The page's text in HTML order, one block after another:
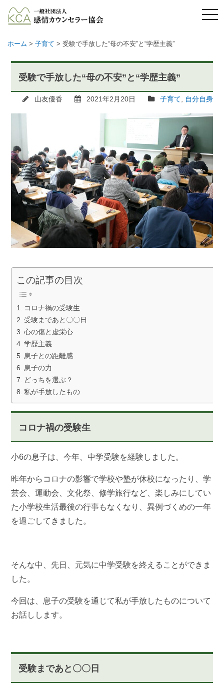
メ
ニ
ホーム > 子育て > 受験で手放した“母の不安”と“学歴主義”
受験で手放した“母の不安”と“学歴主義”
山友優香 2021年2月20日 子育て 自分自身
この記事の目次
コロナ禍の受験生
受験まであと〇〇日
心の傷と虚栄心
学歴主義
息子との距離感
息子の力
どっちを選ぶ？
私が手放したもの
コロナ禍の受験生
小6の息子は、今年、中学受験を経験しました。
昨年からコロナの影響で学校や塾が休校になったり、学
芸会、運動会、文化祭、修学旅行など、楽しみにしてい
た小学校生活最後の行事もなくなり、異例づくめの一年
を過ごしてきました。
そんな中、先日、元気に中学受験を終えることができま
した。
今回は、息子の受験を通じて私が手放したものについて
お話しします。
受験まであと〇〇日